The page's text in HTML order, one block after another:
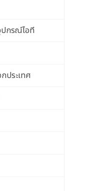
ปกรณ์ไอที
ประเทศ